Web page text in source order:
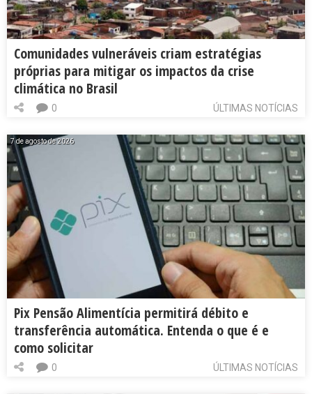
Comunidades vulneráveis criam estratégias
próprias para mitigar os impactos da crise
climática no Brasil
ÚLTIMAS NOTÍCIAS
0
7 de agosto de 2026
Pix Pensão Alimentícia permitirá débito e
transferência automática. Entenda o que é e
como solicitar
ÚLTIMAS NOTÍCIAS
0